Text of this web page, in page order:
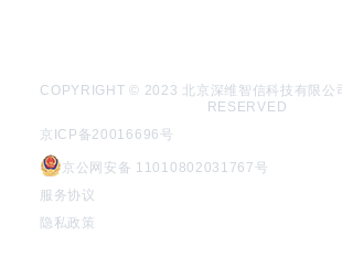
COPYRIGHT © 2023 北京深维智信科技有限
RESERVED
京ICP备20016696号
京公网安备 11010802031767号
服务协议
隐私政策